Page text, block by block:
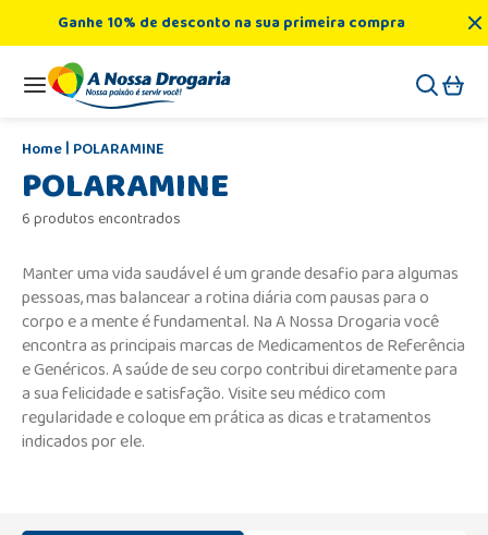
Ganhe 10% de desconto na sua primeira compra
POLARAMINE
POLARAMINE
6 produtos encontrados
Manter uma vida saudável é um grande desafio para algumas
pessoas, mas balancear a rotina diária com pausas para o
corpo e a mente é fundamental. Na A Nossa Drogaria você
encontra as principais marcas de Medicamentos de Referência
e Genéricos. A saúde de seu corpo contribui diretamente para
a sua felicidade e satisfação. Visite seu médico com
regularidade e coloque em prática as dicas e tratamentos
indicados por ele.